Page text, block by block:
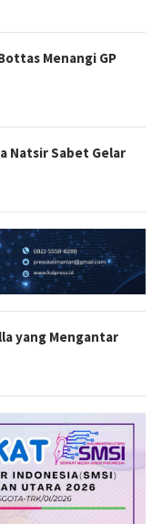
Menangi GP
Natsir Sabet Gelar
yang Mengantar